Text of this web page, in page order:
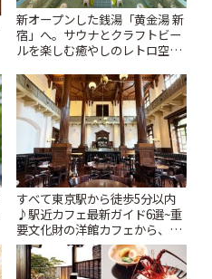
新オープンした銭湯「黄金湯 新
宿」へ。サウナとクラフトビー
ルを楽しむ癒やしのレトロ空間
すべて東京駅から徒歩5分以内
♪駅近カフェ最新ガイド6選~重
要文化財の洋館カフェから、改
札すぐのレトロ喫茶まで~ | こと
りっぷ